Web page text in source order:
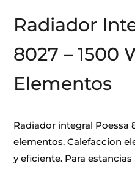
Radiador
8027 – 1500
Elementos
Radiador integral Poessa
elementos. Calefaccion
y eficiente. Para